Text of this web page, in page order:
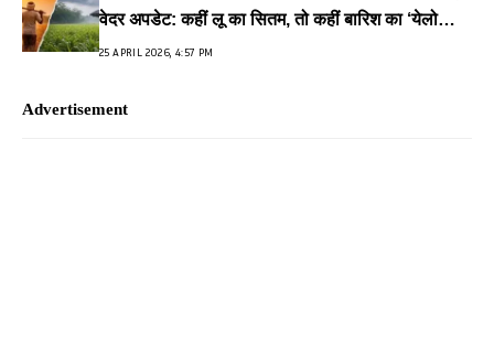
वेदर अपडेट: कहीं लू का सितम, तो कहीं बारिश का ‘येलो
अलर्ट’
25 APRIL 2026, 4:57 PM
Advertisement